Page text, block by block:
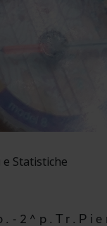
Statistiche